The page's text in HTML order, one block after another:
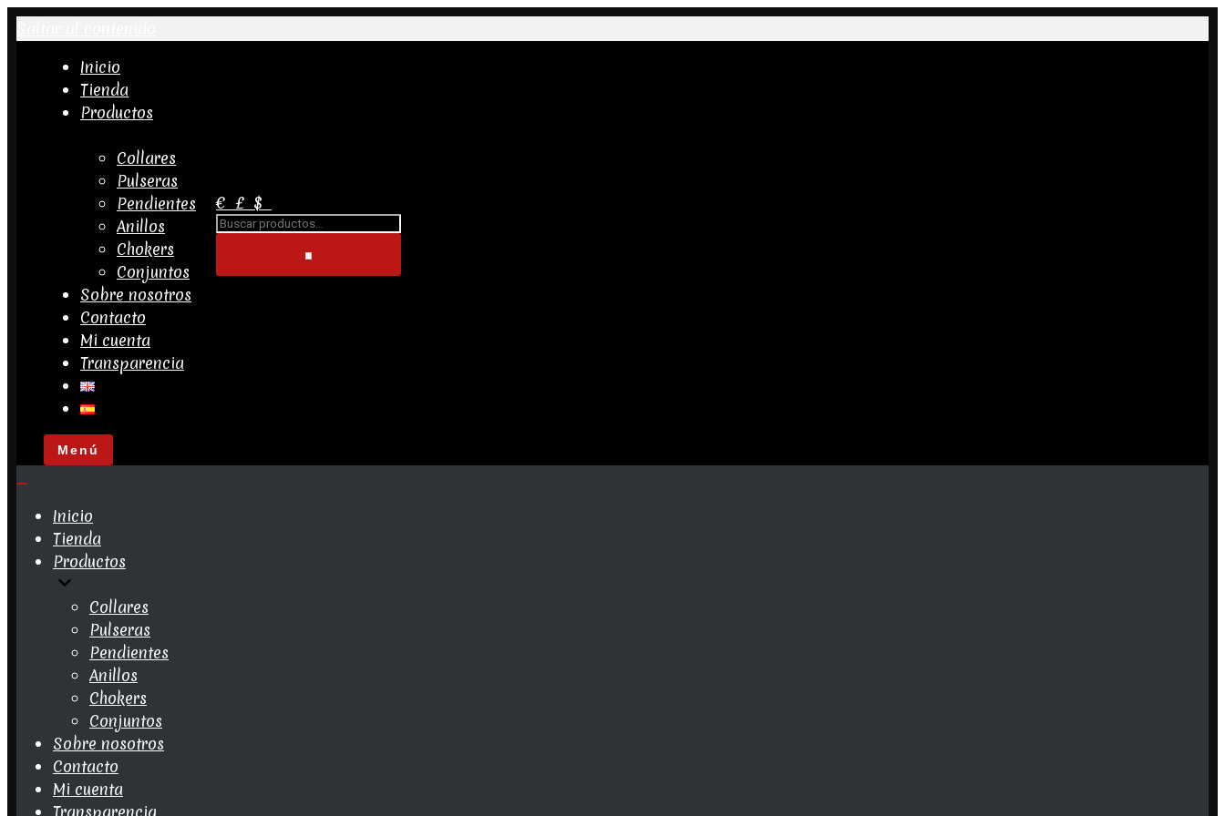
Inicio
Tienda
Productos
Collares
Pulseras
Pendientes
Anillos
Chokers
Conjuntos
Sobre nosotros
Contacto
Mi cuenta
Transparencia
€ £ $
Buscar...
Menú
Menú
Menú
navegación
Inicio
Tienda
Productos
Collares
Pulseras
Pendientes
Anillos
Chokers
Conjuntos
Sobre nosotros
Contacto
Mi cuenta